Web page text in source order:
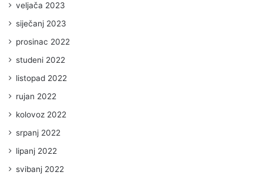
veljača 2023
siječanj 2023
prosinac 2022
studeni 2022
listopad 2022
rujan 2022
kolovoz 2022
srpanj 2022
lipanj 2022
svibanj 2022